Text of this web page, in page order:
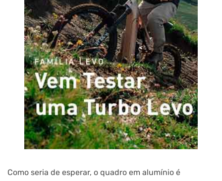
Como seria de esperar, o quadro em alumínio é